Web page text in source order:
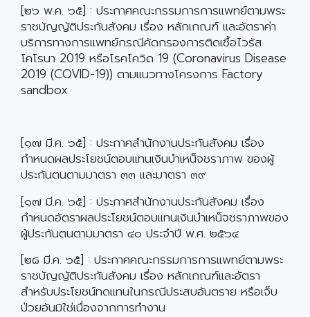
[๒๖ พ.ค. ๖๕] : ประกาศคณะกรรมการการแพทย์ตามพระ
ราชบัญญัติประกันสังคม เรื่อง หลักเกณฑ์ และอัตราค่า
บริการทางการแพทย์กรณีคัดกรองการติดเชื้อไวรัส
โคโรนา 2019 หรือโรคโควิด 19 (Coronavirus Disease
2019 (COVID-19)) ตามแนวทางโครงการ Factory
sandbox
[๑๗ มี.ค. ๖๕] : ประกาศสำนักงานประกันสังคม เรื่อง
กำหนดผลประโยชน์ตอบแทนเงินบำเหน็จชราภาพ ของผู้
ประกันตนตามมาตรา ๓๓ และมาตรา ๓๙
[๑๗ มี.ค. ๖๕] : ประกาศสำนักงานประกันสังคม เรื่อง
กำหนดอัตราผลประโยชน์ตอบแทนเงินบำเหน็จชราภาพของ
ผู้ประกันตนตามมาตรา ๔๐ ประจำปี พ.ศ. ๒๕๖๔
[๒๘ มี.ค. ๖๕] : ประกาศคณะกรรมการการแพทย์ตามพระ
ราชบัญญัติประกันสังคม เรื่อง หลักเกณฑ์และอัตรา
สำหรับประโยชน์ทดแทนในกรณีประสบอันตราย หรือเจ็บ
ป่วยอันมิใช่เนื่องจากการทำงาน